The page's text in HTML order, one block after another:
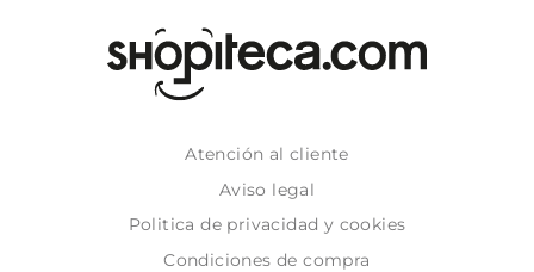
Atención al cliente
Aviso legal
Politica de privacidad y cookies
Condiciones de compra